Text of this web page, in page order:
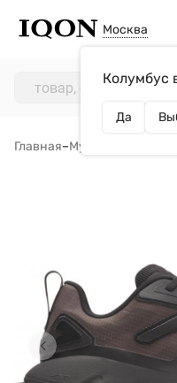
Москва
Колумбус
Да
Главная–Мужчинам